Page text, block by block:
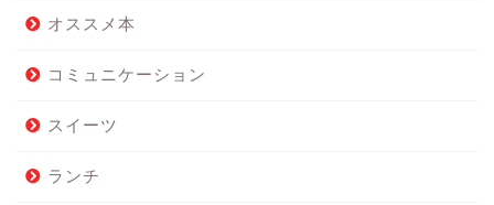
オススメ本
コミュニケーション
スイーツ
ランチ